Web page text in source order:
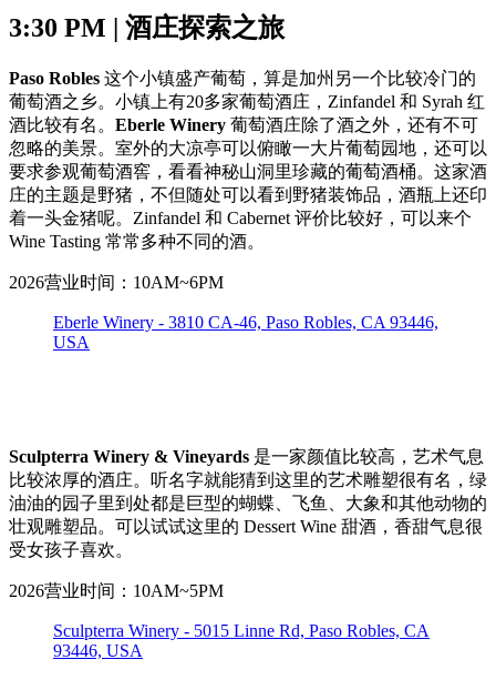
3:30 PM | 酒庄探索之旅
Paso Robles 这个小镇盛产葡萄，算是加州另一个比较冷门的
葡萄酒之乡。小镇上有20多家葡萄酒庄，Zinfandel 和 Syrah 红
酒比较有名。 Eberle Winery 葡萄酒庄除了酒之外，还有不可
忽略的美景。室外的大凉亭可以俯瞰一大片葡萄园地，还可以
要求参观葡萄酒窖，看看神秘山洞里珍藏的葡萄酒桶。这家酒
庄的主题是野猪，不但随处可以看到野猪装饰品，酒瓶上还印
着一头金猪呢。Zinfandel 和 Cabernet 评价比较好，可以来个
Wine Tasting 常常多种不同的酒。
2026营业时间：10AM~6PM
Eberle Winery - 3810 CA-46, Paso Robles, CA 93446,
USA
Sculpterra Winery & Vineyards 是一家颜值比较高，艺术气息
比较浓厚的酒庄。听名字就能猜到这里的艺术雕塑很有名，绿
油油的园子里到处都是巨型的蝴蝶、飞鱼、大象和其他动物的
壮观雕塑品。可以试试这里的 Dessert Wine 甜酒，香甜气息很
受女孩子喜欢。
2026营业时间：10AM~5PM
Sculpterra Winery - 5015 Linne Rd, Paso Robles, CA
93446, USA